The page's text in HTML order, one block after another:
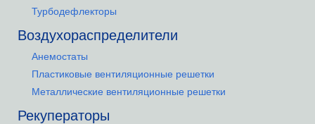
Турбодефлекторы
Воздухораспределители
Анемостаты
Пластиковые вентиляционные решетки
Металлические вентиляционные решетки
Рекуператоры